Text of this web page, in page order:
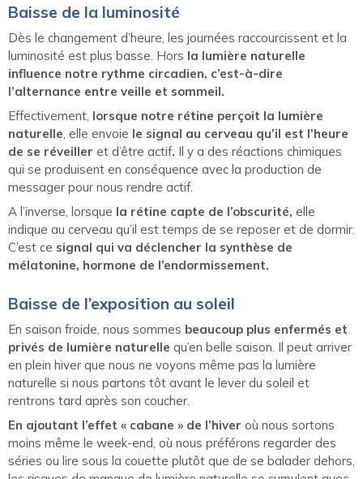
Baisse de la luminosité
Dès le changement d’heure, les journées raccourcissent et la
luminosité est plus basse. Hors la lumière naturelle
influence notre rythme circadien, c’est-à-dire
l’alternance entre veille et sommeil.
Effectivement, lorsque notre rétine perçoit la lumière
naturelle, elle envoie le signal au cerveau qu’il est l’heure
de se réveiller et d’être actif. Il y a des réactions chimiques
qui se produisent en conséquence avec la production de
messager pour nous rendre actif.
A l’inverse, lorsque la rétine capte de l’obscurité, elle
indique au cerveau qu’il est temps de se reposer et de dormir.
C’est ce signal qui va déclencher la synthèse de
mélatonine, hormone de l’endormissement.
Baisse de l’exposition au soleil
En saison froide, nous sommes beaucoup plus enfermés et
privés de lumière naturelle qu’en belle saison. Il peut arriver
en plein hiver que nous ne voyons même pas la lumière
naturelle si nous partons tôt avant le lever du soleil et
rentrons tard après son coucher.
En ajoutant l’effet « cabane » de l’hiver où nous sortons
moins même le week-end, où nous préférons regarder des
séries ou lire sous la couette plutôt que de se balader dehors,